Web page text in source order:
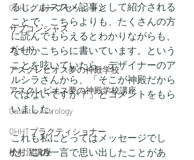
QHHTグループセッション
サブコンシャス
ガイド
アスクレピオス夢の神殿学校
アスクレピオス夢の神殿学校講座
Galactic Astrology
QHHTプラクティショナー
松村潔講座
るし、おススメ記事として紹介される
ことで、こちらよりも、たくさんの方
に読んでもらえるとわかりながらも、
なぜかこちらに書いています。という
ことを呟いていたら、デザイナーのア
ルシラさんから、「そこが神殿だから
ではないですか？」とコメントをもら
いました。
これも私にとってはメッセージでし
た。この一言で思い出したことがあ